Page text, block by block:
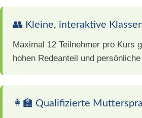
👥 Kleine, interaktive
Maximal 12 Teilnehmer pro Kurs
hohen Redeanteil und
👩‍🏫 Qualifizierte